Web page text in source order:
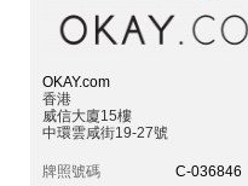
OKAY.com
香港
威信大廈15樓
中環雲咸街19-27號
牌照號碼
C-036846